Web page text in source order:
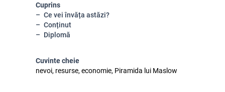
Cuprins
Ce vei învăța astăzi?
Conținut
Diplomă
Cuvinte cheie
nevoi, resurse, economie, Piramida lui Maslow